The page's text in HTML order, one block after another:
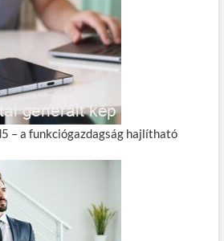
– a funkciógazdagság hajlítható